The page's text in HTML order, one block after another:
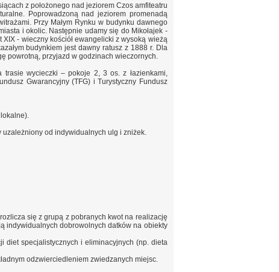
z położonego nad jeziorem Czos amfiteatru
Poprowadzoną nad jeziorem promenadą
Przy Małym Rynku w budynku dawnego
i okolic. Następnie udamy się do Mikołajek -
- wieczny kościół ewangelicki z wysoką wieżą
budynkiem jest dawny ratusz z 1888 r. Dla
powrotną, przyjazd w godzinach wieczornych.
wycieczki – pokoje 2, 3 os. z łazienkami,
Gwarancyjny (TFG) i Turystyczny Fundusz
uzależniony od indywidualnych ulg i zniżek.
się z grupą z pobranych kwot na realizację
indywidualnych dobrowolnych datków na obiekty
diet specjalistycznych i eliminacyjnych (np. dieta
odzwierciedleniem zwiedzanych miejsc.